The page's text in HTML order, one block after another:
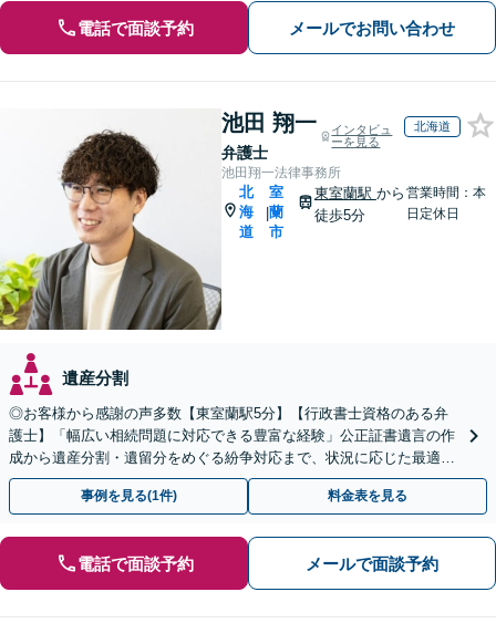
電話で面談予約 メールでお問い合わせ
池田 翔一
弁護士
インタビュ
ーを見る
北海道
池田翔一法律事務所
北
海
道
|
室
蘭
市
東室蘭駅 から
徒歩5分
営業時間：本
日定休日
遺産分割
◎お客様から感謝の声多数【東室蘭駅5分】【行政書士資格のある弁
護士】「幅広い相続問題に対応できる豊富な経験」公正証書遺言の作
成から遺産分割・遺留分をめぐる紛争対応まで、状況に応じた最適な
方法をご提案します【夜間相談可】
事例を見る(1件) 料金表を見る
電話で面談予約 メールで面談予約